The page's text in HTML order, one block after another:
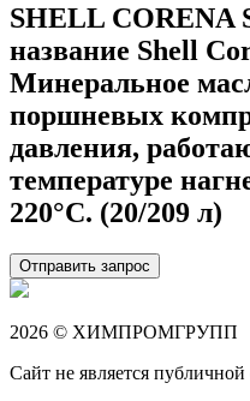
SHELL CORENA
название Shell
Минеральное
поршневых
давления,
температуре
220°C. (20/209 л)
Отправить запрос
2026 © ХИМПРОМГРУПП
Сайт не является публичной